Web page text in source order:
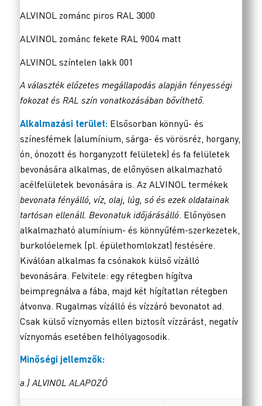
ALVINOL zománc piros RAL 3000
ALVINOL zománc fekete RAL 9004 matt
ALVINOL színtelen lakk 001
A választék előzetes megállapodás alapján fényességi
fokozat és RAL szín vonatkozásában bővíthető.
Alkalmazási terület: Elsősorban könnyű- és
színesfémek (alumínium, sárga- és vörösréz, horgany,
ón, ónozott és horganyzott felületek) és fa felületek
bevonására alkalmas, de előnyösen alkalmazható
acélfelületek bevonására is. Az ALVINOL termékek
bevonata fényálló, víz, olaj, lúg, só és ezek oldatainak
tartósan ellenáll. Bevonatuk időjárásálló. Előnyösen
alkalmazható alumínium- és könnyűfém-szerkezetek,
burkolóelemek (pl. épülethomlokzat) festésére.
Kiválóan alkalmas fa csónakok külső vízálló
bevonására. Felvitele: egy rétegben hígítva
beimpregnálva a fába, majd két hígítatlan rétegben
átvonva. Rugalmas vízálló és vízzáró bevonatot ad.
Csak külső víznyomás ellen biztosít vízzárást, negatív
víznyomás esetében felhólyagosodik.
Minőségi jellemzők:
a.) ALVINOL ALAPOZÓ